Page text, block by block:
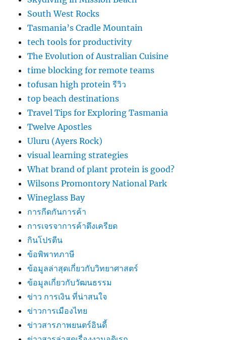
South West Rocks
Tasmania’s Cradle Mountain
tech tools for productivity
The Evolution of Australian Cuisine
time blocking for remote teams
tofusan high protein รีวิว
top beach destinations
Travel Tips for Exploring Tasmania
Twelve Apostles
Uluru (Ayers Rock)
visual learning strategies
What brand of plant protein is good?
Wilsons Promontory National Park
Wineglass Bay
การกีดกันการค้า
การเจรจาการค้าตึงเครียด
กินโปรตีน
ข้อพิพาทภาษี
ข้อมูลล่าสุดเกี่ยวกับวิทยาศาสตร์
ข้อมูลเกี่ยวกับวัฒนธรรม
ข่าว การเงิน ที่น่าสนใจ
ข่าวการเมืองไทย
ข่าวสารภาพยนตร์อินดี้